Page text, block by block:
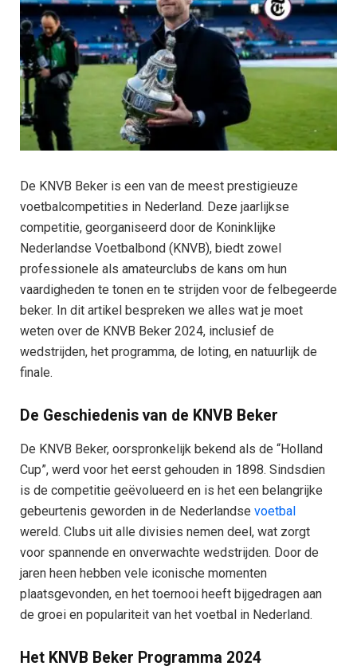
De KNVB Beker is een van de meest prestigieuze
voetbalcompetities in Nederland. Deze jaarlijkse
competitie, georganiseerd door de Koninklijke
Nederlandse Voetbalbond (KNVB), biedt zowel
professionele als amateurclubs de kans om hun
vaardigheden te tonen en te strijden voor de felbegeerde
beker. In dit artikel bespreken we alles wat je moet
weten over de KNVB Beker 2024, inclusief de
wedstrijden, het programma, de loting, en natuurlijk de
finale.
De Geschiedenis van de KNVB Beker
De KNVB Beker, oorspronkelijk bekend als de “Holland
Cup”, werd voor het eerst gehouden in 1898. Sindsdien
is de competitie geëvolueerd en is het een belangrijke
gebeurtenis geworden in de Nederlandse voetbal
wereld. Clubs uit alle divisies nemen deel, wat zorgt
voor spannende en onverwachte wedstrijden. Door de
jaren heen hebben vele iconische momenten
plaatsgevonden, en het toernooi heeft bijgedragen aan
de groei en populariteit van het voetbal in Nederland.
Het KNVB Beker Programma 2024